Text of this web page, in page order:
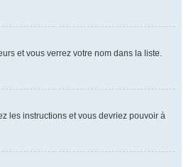
et vous verrez votre nom dans la liste.
les instructions et vous devriez pouvoir à